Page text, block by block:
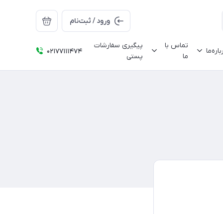
ورود / ثبت‌نام
تماس با
ما
پیگیری سفارشات
پستی
02177111474